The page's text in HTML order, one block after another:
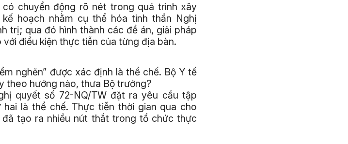
chuyển động rõ nét trong quá trình xây
hoạch nhằm cụ thể hóa tinh thần Nghị
trị; qua đó hình thành các đề án, giải pháp
điều kiện thực tiễn của từng địa bàn.
nghẽn” được xác định là thể chế. Bộ Y tế
theo hướng nào, thưa Bộ trưởng?
quyết số 72-NQ/TW đặt ra yêu cầu tập
hai là thể chế. Thực tiễn thời gian qua cho
tạo ra nhiều nút thắt trong tổ chức thực